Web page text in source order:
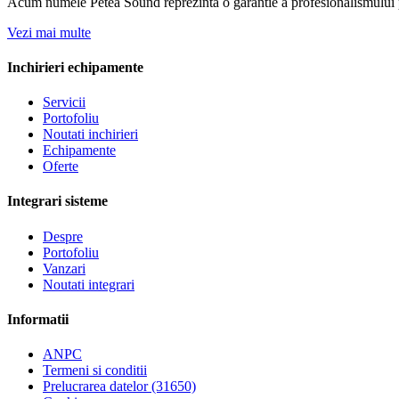
Vezi mai multe
Inchirieri echipamente
Servicii
Portofoliu
Noutati inchirieri
Echipamente
Oferte
Integrari sisteme
Despre
Portofoliu
Vanzari
Noutati integrari
Informatii
ANPC
Termeni si conditii
Prelucrarea datelor (31650)